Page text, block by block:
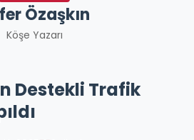
Özaşkın
Köşe Yazarı
Destekli Trafik